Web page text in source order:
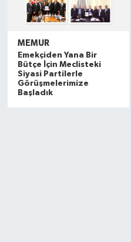
MEMUR
Emekçiden Yana Bir
Bütçe İçin Meclisteki
Siyasi Partilerle
Görüşmelerimize
Başladık